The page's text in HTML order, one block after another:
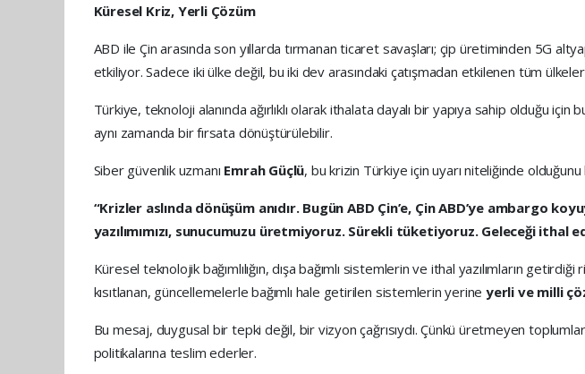
Küresel Kriz, Yerli Çözüm
ABD ile Çin arasında son yıllarda tırmanan ticaret savaşları; çip üretiminden 5G
etkiliyor. Sadece iki ülke değil, bu iki dev arasındaki çatışmadan etkilenen tüm
Türkiye, teknoloji alanında ağırlıklı olarak ithalata dayalı bir yapıya sahip olduğu
aynı zamanda bir fırsata dönüştürülebilir.
Siber güvenlik uzmanı Emrah Güçlü, bu krizin Türkiye için uyarı niteliğinde
“Krizler aslında dönüşüm anıdır. Bugün ABD Çin’e, Çin ABD’ye ambargo
yazılımımızı, sunucumuzu üretmiyoruz. Sürekli tüketiyoruz. Geleceği
Küresel teknolojik bağımlılığın, dışa bağımlı sistemlerin ve ithal yazılımların
kısıtlanan, güncellemelerle bağımlı hale getirilen sistemlerin yerineyerli ve milli
Bu mesaj, duygusal bir tepki değil, bir vizyon çağrısıydı. Çünkü üretmeyen
politikalarına teslim ederler.